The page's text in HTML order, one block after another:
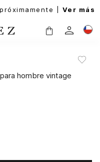
| Ver más
hombre vintage